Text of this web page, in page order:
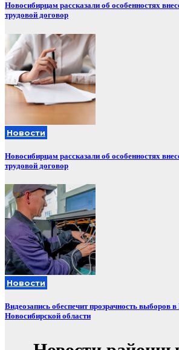
Новосибирцам рассказали об особенностях
трудовой договор
Новости
Новосибирцам рассказали об особенностях
трудовой договор
Новости
Видеозапись обеспечит прозрачность выборов
Новосибирской области